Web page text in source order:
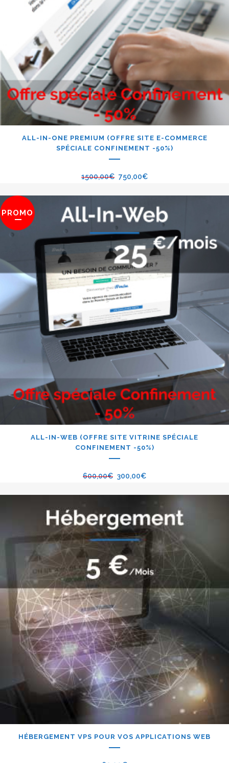
ALL-IN-ONE PREMIUM (OFFRE SITE E-COMMERCE
SPÉCIALE CONFINEMENT -50%)
1500,00€ 750,00€
PROMO
ALL-IN-WEB (OFFRE SITE VITRINE SPÉCIALE
CONFINEMENT -50%)
600,00€ 300,00€
HÉBERGEMENT VPS POUR VOS APPLICATIONS WEB